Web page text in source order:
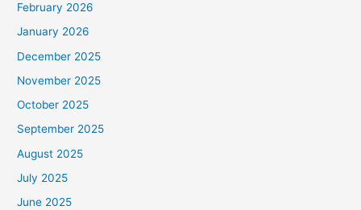
February 2026
January 2026
December 2025
November 2025
October 2025
September 2025
August 2025
July 2025
June 2025